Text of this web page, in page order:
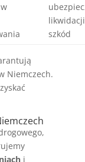
likwidacji
szkód
Niemczech.
i